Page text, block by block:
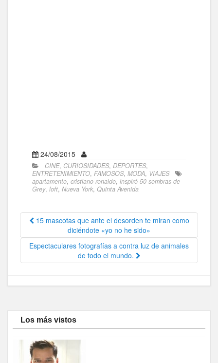
24/08/2015
CINE, CURIOSIDADES, DEPORTES,
ENTRETENIMIENTO, FAMOSOS, MODA, VIAJES
apartamento, cristiano ronaldo, inspiró 50 sombras de
Grey, loft, Nueva York, Quinta Avenida
15 mascotas que ante el desorden te miran como
diciéndote «yo no he sido»
Espectaculares fotografías a contra luz de animales
de todo el mundo.
Los más vistos